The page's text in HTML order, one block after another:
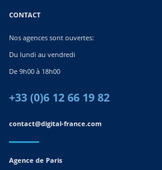
CONTACT
Nos agences sont ouvertes:
Du lundi au vendredi
De 9h00 à 18h00
+33 (0)6 12 66 19 82
contact@digital-france.com
Agence de Paris